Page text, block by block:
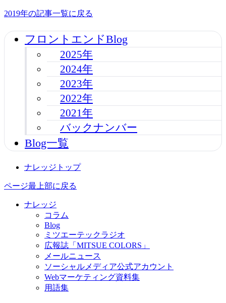
2019年の記事一覧に戻る
フロントエンドBlog
2025年
2024年
2023年
2022年
2021年
バックナンバー
Blog一覧
ナレッジトップ
ページ最上部に戻る
ナレッジ
コラム
Blog
ミツエーテックラジオ
広報誌「MITSUE COLORS」
メールニュース
ソーシャルメディア公式アカウント
Webマーケティング資料集
用語集